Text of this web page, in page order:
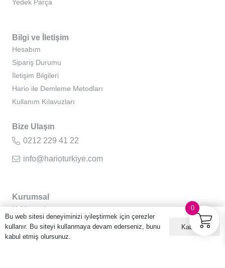
Yedek Parça
Bilgi ve İletişim
Hesabım
Sipariş Durumu
İletişim Bilgileri
Hario ile Demleme Metodları
Kullanım Kılavuzları
Bize Ulaşın
0212 229 41 22
info@harioturkiye.com
Kurumsal
Hakkımızda
Gizlilik Sözleşmesi
Kullanıcı Sözleşmesi
0
Bu web sitesi deneyiminizi iyileştirmek için çerezler
kullanır. Bu siteyi kullanmaya devam ederseniz, bunu
kabul etmiş olursunuz.
Kabul ET